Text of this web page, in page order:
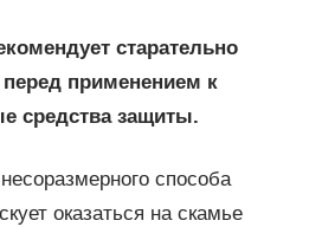
старательно
применением к
средства защиты.
способа
оказаться на скамье